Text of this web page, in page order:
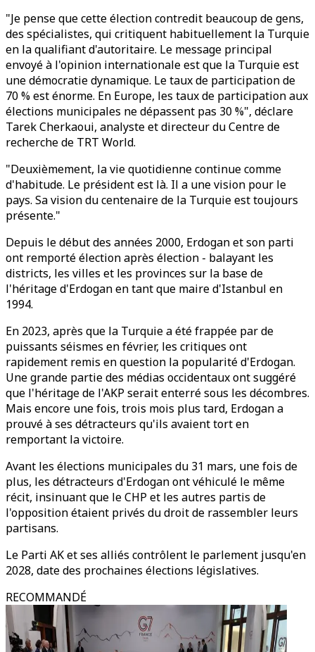
"Je pense que cette élection contredit beaucoup de gens,
des spécialistes, qui critiquent habituellement la Turquie
en la qualifiant d'autoritaire. Le message principal
envoyé à l'opinion internationale est que la Turquie est
une démocratie dynamique. Le taux de participation de
70 % est énorme. En Europe, les taux de participation aux
élections municipales ne dépassent pas 30 %", déclare
Tarek Cherkaoui, analyste et directeur du Centre de
recherche de TRT World.
"Deuxièmement, la vie quotidienne continue comme
d'habitude. Le président est là. Il a une vision pour le
pays. Sa vision du centenaire de la Turquie est toujours
présente."
Depuis le début des années 2000, Erdogan et son parti
ont remporté élection après élection - balayant les
districts, les villes et les provinces sur la base de
l'héritage d'Erdogan en tant que maire d'Istanbul en
1994.
En 2023, après que la Turquie a été frappée par de
puissants séismes en février, les critiques ont
rapidement remis en question la popularité d'Erdogan.
Une grande partie des médias occidentaux ont suggéré
que l'héritage de l'AKP serait enterré sous les décombres.
Mais encore une fois, trois mois plus tard, Erdogan a
prouvé à ses détracteurs qu'ils avaient tort en
remportant la victoire.
Avant les élections municipales du 31 mars, une fois de
plus, les détracteurs d'Erdogan ont véhiculé le même
récit, insinuant que le CHP et les autres partis de
l'opposition étaient privés du droit de rassembler leurs
partisans.
Le Parti AK et ses alliés contrôlent le parlement jusqu'en
2028, date des prochaines élections législatives.
RECOMMANDÉ